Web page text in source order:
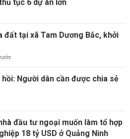
tục 6 dự án lớn
đất tại xã Tam Dương Bắc, khởi
Người dân cần được chia sẻ
đầu tư ngoại muốn làm tổ hợp
18 tỷ USD ở Quảng Ninh